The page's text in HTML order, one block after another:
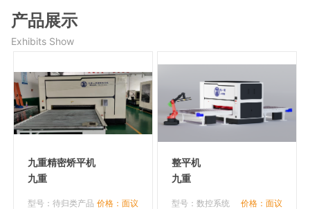
产品展示
Exhibits Show
九重精密矫平机
九重
型号：待归类产品 价格：面议
整平机
九重
型号：数控系统 价格：面议